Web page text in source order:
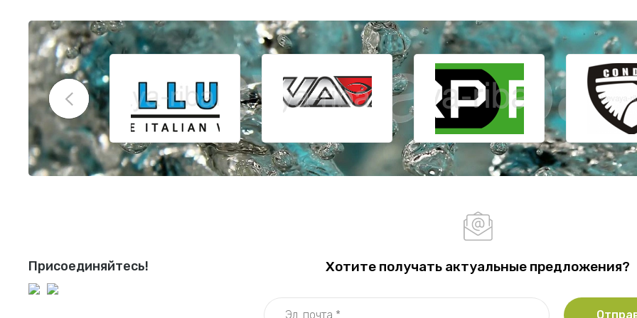
Присоединяйтесь! Хотите получать актуальные предложения?